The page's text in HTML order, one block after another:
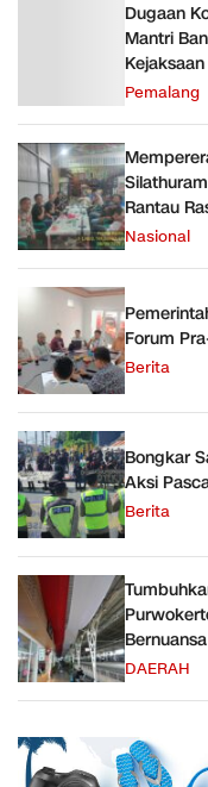
Dugaan
Mantri
Kejaksaan
Pemalang
Rantau
Nasional
Forum
Berita
Bongkar
Aksi
Berita
DAERAH